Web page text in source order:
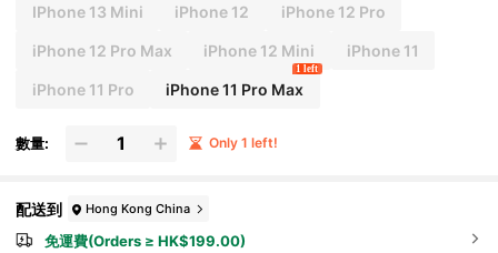
IPhone 13 Mini iPhone 12 iPhone 12 Pro
iPhone 12 Pro Max iPhone 12 Mini iPhone 11
iPhone 11 Pro iPhone 11 Pro Max
1 left
數量: Only 1 left!
配送到 Hong Kong China
免運費(Orders ≥ HK$199.00)